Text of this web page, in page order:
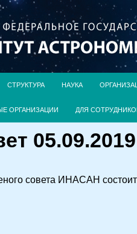
СТРУКТУРА НАУКА
ОРГАНИЗАЦИИ ДЛЯ
совета ИНАСАН